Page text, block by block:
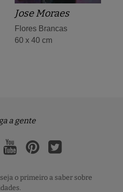
Jose Moraes
Flores Brancas
60 x 40 cm
a gente
o primeiro a saber sobre